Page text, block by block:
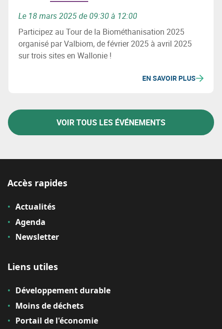
Le 18 mars 2025 de 09:30 à 12:00
Participez au Tour de la Biométhanisation 2025
organisé par Valbiom, de février 2025 à avril 2025
sur trois sites en Wallonie !
EN SAVOIR PLUS
VOIR TOUS LES ÉVÉNEMENTS
Accès rapides
Actualités
Agenda
Newsletter
Liens utiles
Développement durable
Moins de déchets
Portail de l'économie